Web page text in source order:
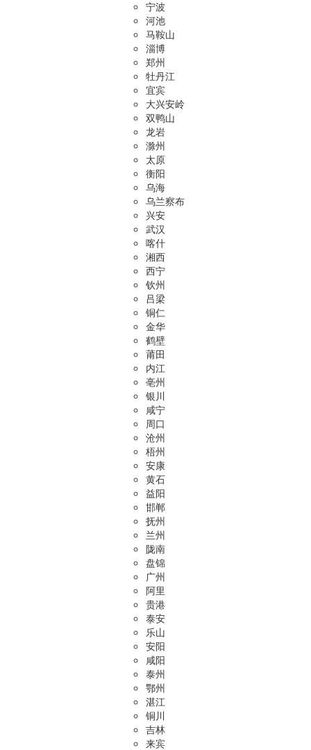
宁波
河池
马鞍山
淄博
郑州
牡丹江
宜宾
大兴安岭
双鸭山
龙岩
滁州
太原
衡阳
乌海
乌兰察布
兴安
武汉
喀什
湘西
西宁
钦州
吕梁
铜仁
金华
鹤壁
莆田
内江
亳州
银川
咸宁
周口
沧州
梧州
安康
黄石
益阳
邯郸
抚州
兰州
陇南
盘锦
广州
阿里
贵港
泰安
乐山
安阳
咸阳
泰州
鄂州
湛江
铜川
吉林
来宾